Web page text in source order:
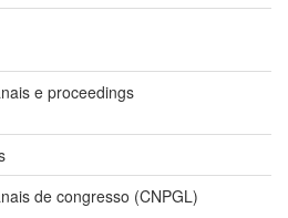
e proceedings
de congresso (CNPGL)